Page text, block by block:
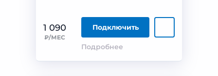
1 090
₽/МЕС
Подключить
Подробнее